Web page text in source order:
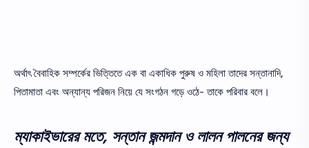
অর্থাৎ বৈবাহিক সম্পর্কের ভিত্তিতে এক বা একাধিক পুরুষ ও মহিলা তাদের সন্তানাদি,
পিতামাতা এবং অন্যান্য পরিজন নিয়ে যে সংগঠন গড়ে ওঠে- তাকে পরিবার বলে।
ম্যাকাইভারের মতে, সন্তান জন্মদান ও লালন পালনের জন্য